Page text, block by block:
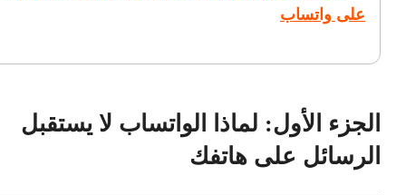
على واتساب
الجزء الأول: لماذا الواتساب لا يستقبل
الرسائل على هاتفك